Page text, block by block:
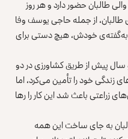
طالبان حضور دارد و هر روز
از جمله حاجی یوسف وفا
به‌گفته‌ی خودش، هیچ دستی برای
سال پیش از طریق کشاورزی در دو
زندگی خود را تأمین می‌کرد، اما
باعث شد این کار را رها
به جای ساخت این همه